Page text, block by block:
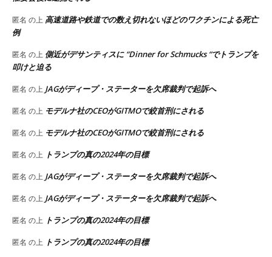
匿名 の上 高速道路や鉄道での数え切れないほどのワクチンによる死亡
例
匿名 の上 側近がデサンティスに “Dinner for Schmucks “でトランプを
叩けと迫る
匿名 の上 JAGがディープ・ステーターを欠席裁判で起訴へ
匿名 の上 モデルナ社のCEOがGITMOで絞首刑にされる
匿名 の上 モデルナ社のCEOがGITMOで絞首刑にされる
匿名 の上 トランプの真の2024年の目標
匿名 の上 JAGがディープ・ステーターを欠席裁判で起訴へ
匿名 の上 JAGがディープ・ステーターを欠席裁判で起訴へ
匿名 の上 トランプの真の2024年の目標
匿名 の上 トランプの真の2024年の目標